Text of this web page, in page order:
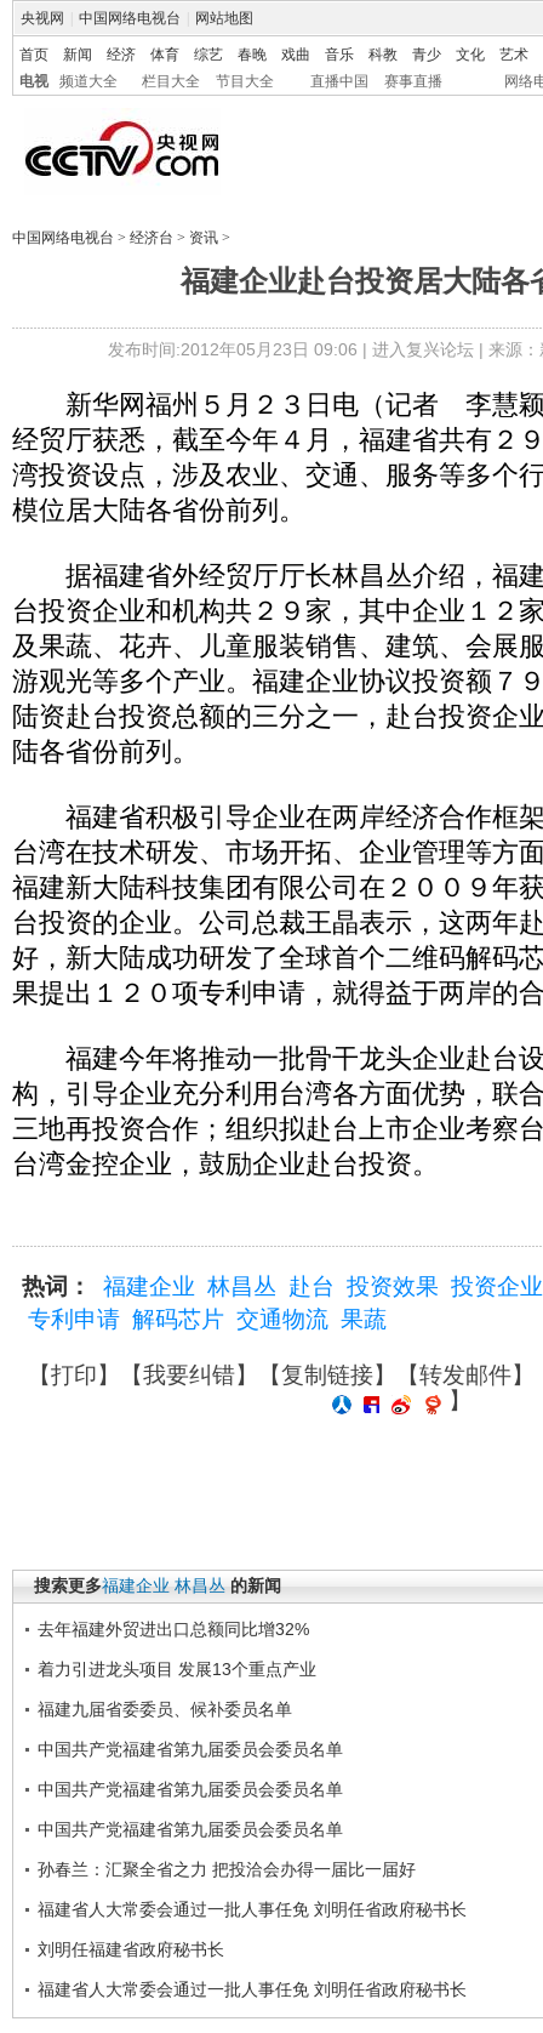
央视网 中国网络电视台 网站地图
首页 新闻 经济 体育 综艺 春晚 戏曲 音乐 科教 青少 文化
艺术
电视
频道大全 栏目大全 节目大全 直播中国 赛事直播 网络
中国网络电视台 > 经济台 > 资讯 >
福建企业赴台投资居大陆各
发布时间:2012年05月23日 09:06 | 进入复兴论坛| 来源
新华网福州５月２３日电（记者 李慧颖
经贸厅获悉，截至今年４月，福建省共有２
湾投资设点，涉及农业、交通、服务等多个
模位居大陆各省份前列。
据福建省外经贸厅厅长林昌丛介绍，福
台投资企业和机构共２９家，其中企业１２
及果蔬、花卉、儿童服装销售、建筑、会展
游观光等多个产业。福建企业协议投资额７
陆资赴台投资总额的三分之一，赴台投资企
陆各省份前列。
福建省积极引导企业在两岸经济合作框
台湾在技术研发、市场开拓、企业管理等方
福建新大陆科技集团有限公司在２００９年
台投资的企业。公司总裁王晶表示，这两年
好，新大陆成功研发了全球首个二维码解码
果提出１２０项专利申请，就得益于两岸的
福建今年将推动一批骨干龙头企业赴台
构，引导企业充分利用台湾各方面优势，联
三地再投资合作；组织拟赴台上市企业考察
台湾金控企业，鼓励企业赴台投资。
热词： 福建企业 林昌丛 赴台 投资效果 投资企业
专利申请 解码芯片 交通物流 果蔬
【打印】【我要纠错】【复制链接】【转发邮件】
】
搜索更多福建企业 林昌丛 的新闻
去年福建外贸进出口总额同比增32%
着力引进龙头项目 发展13个重点产业
福建九届省委委员、候补委员名单
中国共产党福建省第九届委员会委员名单
中国共产党福建省第九届委员会委员名单
中国共产党福建省第九届委员会委员名单
孙春兰：汇聚全省之力 把投洽会办得一届比一届好
福建省人大常委会通过一批人事任免 刘明任省政府秘书长
刘明任福建省政府秘书长
福建省人大常委会通过一批人事任免 刘明任省政府秘书长